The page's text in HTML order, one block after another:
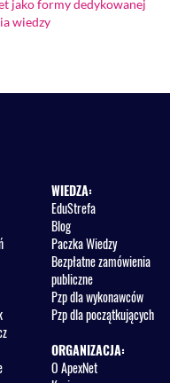
jako formy dedykowanej
wiedzy
WIEDZA:
EduStrefa
Blog
Paczka Wiedzy
Bezpłatne zamówienia
publiczne
Pzp dla wykonawców
Pzp dla początkujących
ORGANIZACJA:
O ApexNet